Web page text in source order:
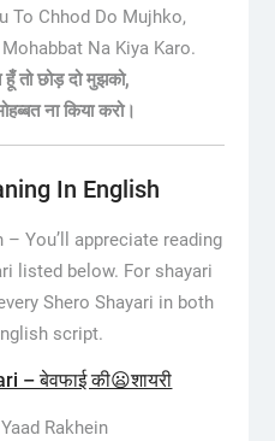
To Chhod Do Mujhko,
Na Kiya Karo.
तो छोड़ दो मुझको,
ना किया करो।
In English
–You’ll appreciate reading
listed below. For shayari
Shero Shayari in both
script.
– बेवफाई की😦शायरी
Rakhein